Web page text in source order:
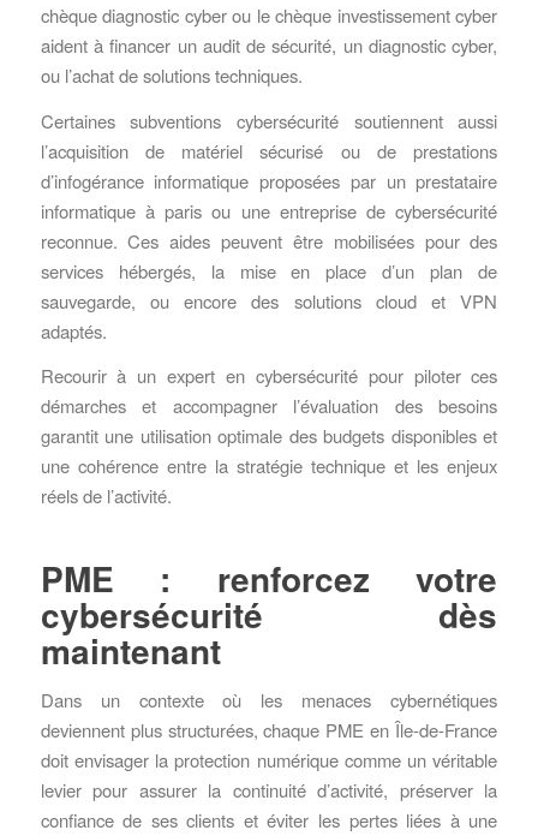
chèque diagnostic cyber ou le chèque investissement cyber
aident à financer un audit de sécurité, un diagnostic cyber,
ou l’achat de solutions techniques.
Certaines subventions cybersécurité soutiennent aussi
l’acquisition de matériel sécurisé ou de prestations
d’infogérance informatique proposées par un prestataire
informatique à paris ou une entreprise de cybersécurité
reconnue. Ces aides peuvent être mobilisées pour des
services hébergés, la mise en place d’un plan de
sauvegarde, ou encore des solutions cloud et VPN
adaptés.
Recourir à un expert en cybersécurité pour piloter ces
démarches et accompagner l’évaluation des besoins
garantit une utilisation optimale des budgets disponibles et
une cohérence entre la stratégie technique et les enjeux
réels de l’activité.
PME : renforcez votre
cybersécurité dès
maintenant
Dans un contexte où les menaces cybernétiques
deviennent plus structurées, chaque PME en Île-de-France
doit envisager la protection numérique comme un véritable
levier pour assurer la continuité d’activité, préserver la
confiance de ses clients et éviter les pertes liées à une